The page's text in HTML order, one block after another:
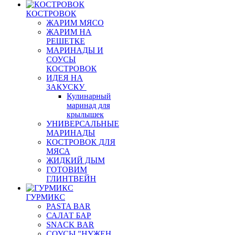
КОСТРОВОК
ЖАРИМ МЯСО
ЖАРИМ НА
РЕШЕТКЕ
МАРИНАДЫ И
СОУСЫ
КОСТРОВОК
ИДЕЯ НА
ЗАКУСКУ
Кулинарный
маринад для
крылышек
УНИВЕРСАЛЬНЫЕ
МАРИНАДЫ
КОСТРОВОК ДЛЯ
МЯСА
ЖИДКИЙ ДЫМ
ГОТОВИМ
ГЛИНТВЕЙН
ГУРМИКС
PASTA BAR
САЛАТ БАР
SNACK BAR